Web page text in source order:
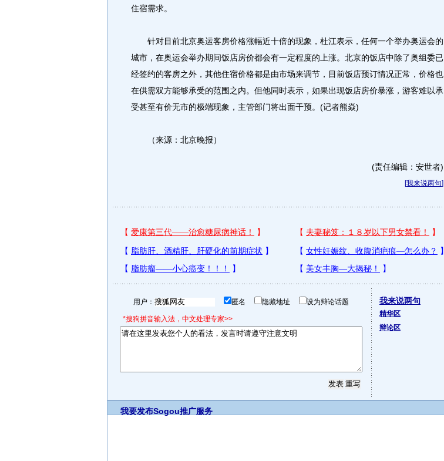
住宿需求。
针对目前北京奥运客房价格涨幅近十倍的现象，杜江表示，任何一个举办奥运会的
城市，在奥运会举办期间饭店房价都会有一定程度的上涨。北京的饭店中除了奥组委已
经签约的客房之外，其他住宿价格都是由市场来调节，目前饭店预订情况正常，价格也
在供需双方能够承受的范围之内。但他同时表示，如果出现饭店房价暴涨，游客难以承
受甚至有价无市的极端现象，主管部门将出面干预。(记者熊焱)
（来源：北京晚报）
(责任编辑：安世者)
[我来说两句]
用户： 匿名 隐藏地址 设为辩论话题
*搜狗拼音输入法，中文处理专家>>
我来说两句
精华区
辩论区
我要发布Sogou推广服务